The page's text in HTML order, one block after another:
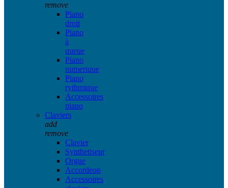
remove
Piano
droit
Piano
à
queue
Piano
numerique
Piano
rythmique
Accessoires
piano
Claviers
add
remove
Clavier
Synthetiseur
Orgue
Accordeon
Accessoires